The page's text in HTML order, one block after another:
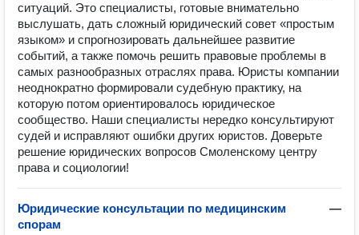
ситуаций. Это специалисты, готовые внимательно
выслушать, дать сложный юридический совет «простым
языком» и спрогнозировать дальнейшее развитие
событий, а также помочь решить правовые проблемы в
самых разнообразных отраслях права. Юристы компании
неоднократно формировали судебную практику, на
которую потом ориентировалось юридическое
сообщество. Наши специалисты нередко консультируют
судей и исправляют ошибки других юристов. Доверьте
решение юридических вопросов Смоленскому центру
права и социологии!
Юридические консультации по медицинским
спорам
—